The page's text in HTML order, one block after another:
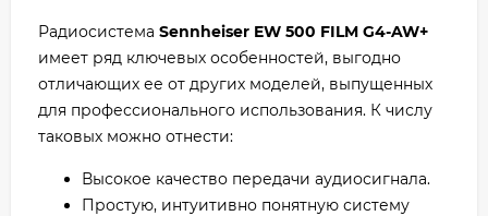
Радиосистема Sennheiser EW 500 FILM G4-AW+
имеет ряд ключевых особенностей, выгодно
отличающих ее от других моделей, выпущенных
для профессионального использования. К числу
таковых можно отнести:
Высокое качество передачи аудиосигнала.
Простую, интуитивно понятную систему